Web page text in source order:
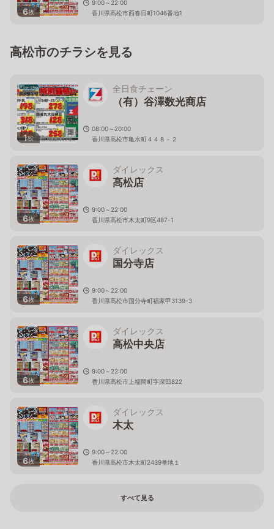
6枚
9:00～22:00
香川県高松市西春日町1046番地1
高松市のチラシを見る
1枚
全日食チェーン
（有）谷澤数光商店
08:00～20:00
香川県高松市亀水町４４８－２
6枚
ダイレックス
高松店
9:00～22:00
香川県高松市木太町9区487-1
6枚
ダイレックス
国分寺店
9:00～22:00
香川県高松市国分寺町福家甲3139-3
6枚
ダイレックス
高松中央店
9:00～22:00
香川県高松市上福岡町字深田822
6枚
ダイレックス
木太
9:00～22:00
香川県高松市木太町2439番地１
すべて見る